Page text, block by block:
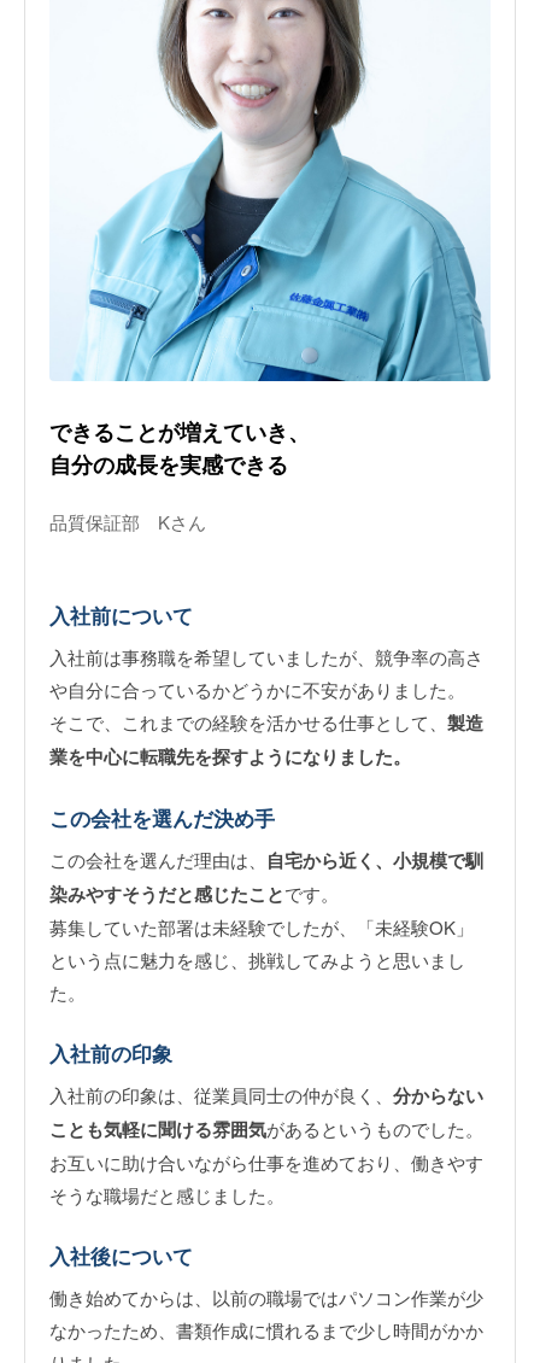
できることが増えていき、
自分の成長を実感できる
品質保証部 Kさん
入社前について
入社前は事務職を希望していましたが、競争率の高さ
や自分に合っているかどうかに不安がありました。
そこで、これまでの経験を活かせる仕事として、 製造
業を中心に転職先を探すようになりました。
この会社を選んだ決め手
この会社を選んだ理由は、 自宅から近く、小規模で馴
染みやすそうだと感じたことです。
募集していた部署は未経験でしたが、「未経験OK」
という点に魅力を感じ、挑戦してみようと思いまし
た。
入社前の印象
入社前の印象は、従業員同士の仲が良く、 分からない
ことも気軽に聞ける雰囲気があるというものでした。
お互いに助け合いながら仕事を進めており、働きやす
そうな職場だと感じました。
入社後について
働き始めてからは、以前の職場ではパソコン作業が少
なかったため、書類作成に慣れるまで少し時間がかか